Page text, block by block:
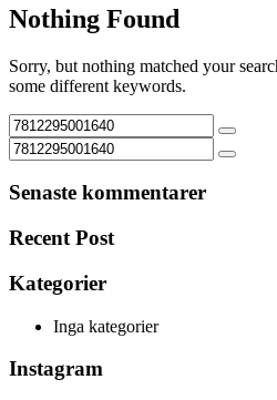
Nothing Found
Sorry, but nothing matched your
some different keywords.
Senaste kommentarer
Recent Post
Kategorier
Inga kategorier
Instagram